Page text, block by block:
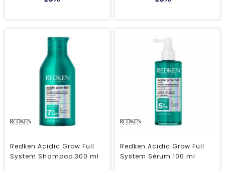
Redken Acidic Grow Full
System Shampoo 300 ml
Redken Acidic Grow Full
System Sérum 100 ml